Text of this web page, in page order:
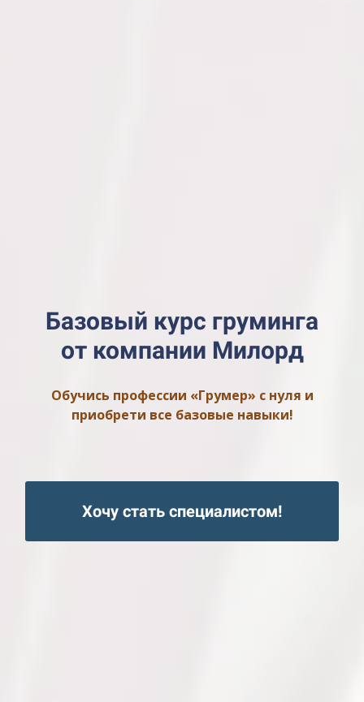
Базовый курс груминга
от компании Милорд
Обучись профессии «Грумер» с нуля и
приобрети все базовые навыки!
Хочу стать специалистом!